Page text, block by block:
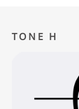
TONE H